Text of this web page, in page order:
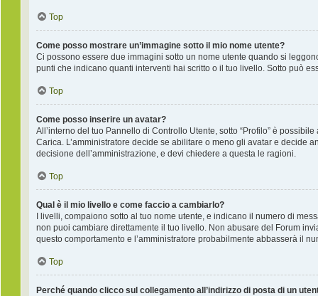
Top
Come posso mostrare un’immagine sotto il mio nome utente?
Ci possono essere due immagini sotto un nome utente quando si
punti che indicano quanti interventi hai scritto o il tuo livello. Sotto può
Top
Come posso inserire un avatar?
All’interno del tuo Pannello di Controllo Utente, sotto “Profilo” è
Carica. L’amministratore decide se abilitare o meno gli avatar e decide
decisione dell’amministrazione, e devi chiedere a questa le ragioni.
Top
Qual è il mio livello e come faccio a cambiarlo?
I livelli, compaiono sotto al tuo nome utente, e indicano il numero di
non puoi cambiare direttamente il tuo livello. Non abusare del Forum
questo comportamento e l’amministratore probabilmente abbasserà il
Top
Perché quando clicco sul collegamento all’indirizzo di posta di un